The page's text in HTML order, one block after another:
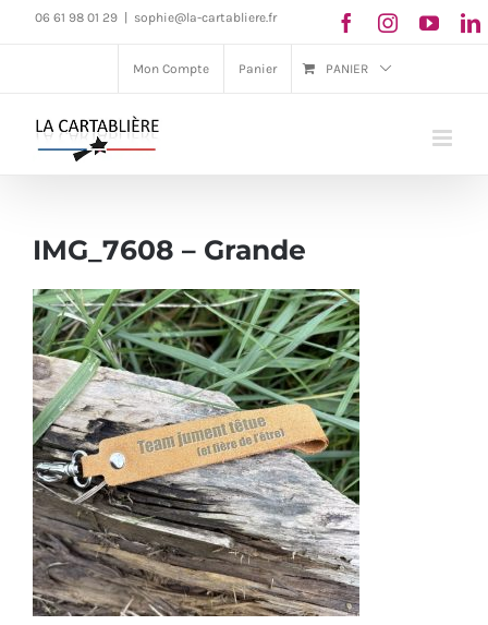
Passer06 61 98 01 29 sophie@la-cartabliere.fr
Mon Compte Panier PANIER
IMG_7608 – Grande